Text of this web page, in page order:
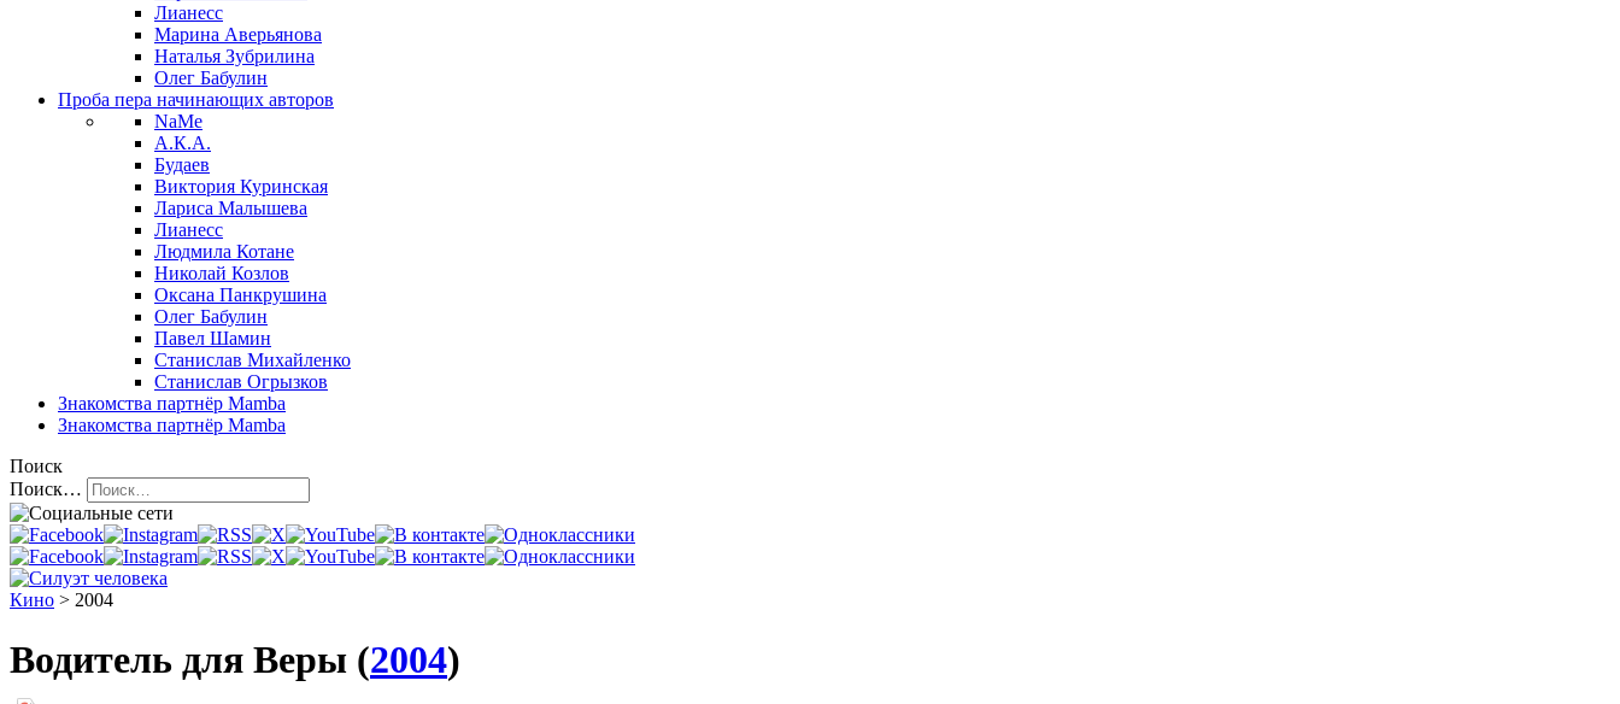
Лианесс
Марина Аверьянова
Наталья Зубрилина
Олег Бабулин
Проба пера начинающих авторов
NaMe
А.К.А.
Будаев
Виктория Куринская
Лариса Малышева
Лианесс
Людмила Котане
Николай Козлов
Оксана Панкрушина
Олег Бабулин
Павел Шамин
Станислав Михайленко
Станислав Огрызков
Знакомства партнёр Mamba
Знакомства партнёр Mamba
Поиск
Поиск…
Кино > 2004
Водитель для Веры (2004)